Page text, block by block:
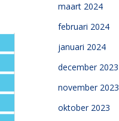
maart 2024
februari 2024
januari 2024
december 2023
november 2023
oktober 2023